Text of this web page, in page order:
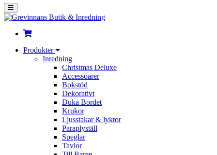
Produkter
Inredning
Christmas Deluxe
Accessoarer
Bokstöd
Dekorativt
Duka Bordet
Krukor
Ljusstakar & lyktor
Paraplyställ
Speglar
Tavlor